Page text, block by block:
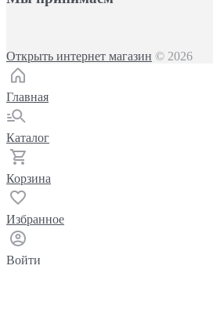
Открыть интернет магазин © 2026
Главная
Каталог
Корзина
Избранное
Войти